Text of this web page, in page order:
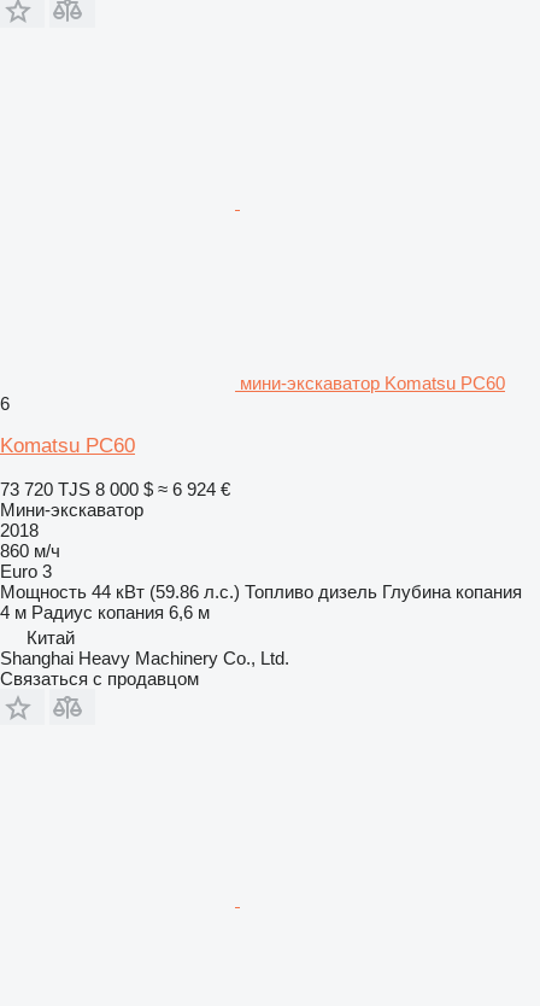
мини-экскаватор Komatsu PC60
6
Komatsu PC60
73 720 TJS 8 000 $ ≈ 6 924 €
Мини-экскаватор
2018
860 м/ч
Euro 3
Мощность 44 кВт (59.86 л.с.) Топливо дизель Глубина копания
4 м Радиус копания 6,6 м
Китай
Shanghai Heavy Machinery Co., Ltd.
Связаться с продавцом